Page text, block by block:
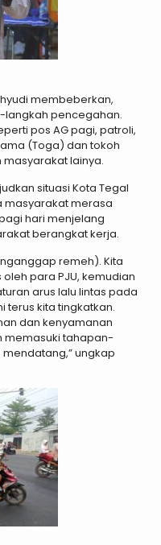
membeberkan,
langkah pencegahan.
pos AG pagi, patroli,
(Toga) dan tokoh
lainya.
situasi Kota Tegal
masyarakat merasa
hari menjelang
berangkat kerja.
remeh). Kita
para PJU, kemudian
arus lalu lintas pada
terus kita tingkatkan.
dan kenyamanan
memasuki tahapan-
ungkap